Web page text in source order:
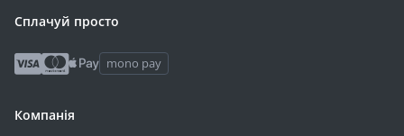
Сплачуй просто
mono pay
Компанія